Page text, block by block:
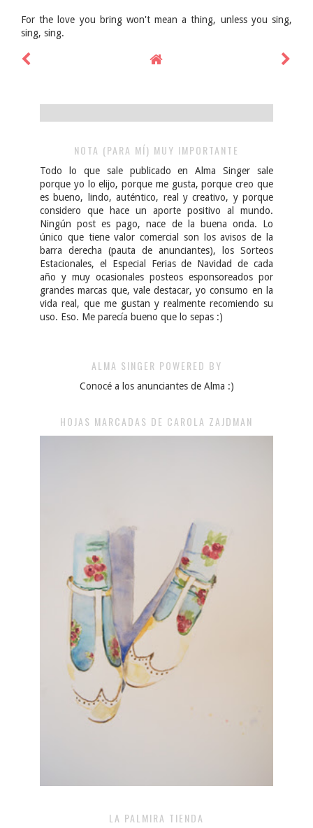
For the love you bring won't mean a thing, unless you sing,
sing, sing.
NOTA (PARA MÍ) MUY IMPORTANTE
Todo lo que sale publicado en Alma Singer sale
porque yo lo elijo, porque me gusta, porque creo que
es bueno, lindo, auténtico, real y creativo, y porque
considero que hace un aporte positivo al mundo.
Ningún post es pago, nace de la buena onda. Lo
único que tiene valor comercial son los avisos de la
barra derecha (pauta de anunciantes), los Sorteos
Estacionales, el Especial Ferias de Navidad de cada
año y muy ocasionales posteos esponsoreados por
grandes marcas que, vale destacar, yo consumo en la
vida real, que me gustan y realmente recomiendo su
uso. Eso. Me parecía bueno que lo sepas :)
ALMA SINGER POWERED BY
Conocé a los anunciantes de Alma :)
HOJAS MARCADAS DE CAROLA ZAJDMAN
LA PALMIRA TIENDA